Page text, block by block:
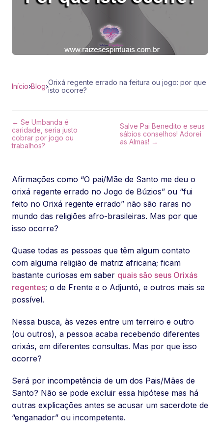
Início›Blog›Orixá regente errado na feitura ou jogo: por que
isto ocorre?
← Se Umbanda é
caridade, seria justo
cobrar por jogo ou
trabalhos?
Salve Pai Benedito e seus
sábios conselhos! Adorei
as Almas! →
Afirmações como “O pai/Mãe de Santo me deu o
orixá regente errado no Jogo de Búzios” ou “fui
feito no Orixá regente errado” não são raras no
mundo das religiões afro-brasileiras. Mas por que
isso ocorre?
Quase todas as pessoas que têm algum contato
com alguma religião de matriz africana; ficam
bastante curiosas em saber quais são seus Orixás
regentes; o de Frente e o Adjuntó, e outros mais se
possível.
Nessa busca, às vezes entre um terreiro e outro
(ou outros), a pessoa acaba recebendo diferentes
orixás, em diferentes consultas. Mas por que isso
ocorre?
Será por incompetência de um dos Pais/Mães de
Santo? Não se pode excluir essa hipótese mas há
outras explicações antes se acusar um sacerdote de
“enganador” ou incompetente.